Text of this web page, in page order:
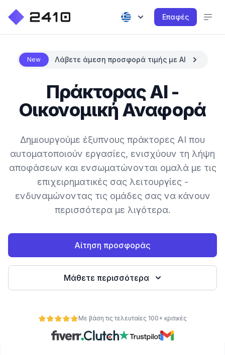
Επαφές
New Λάβετε άμεση προσφορά τιμής με AI
Πράκτορας AI -
Οικονομική Αναφορά
Δημιουργούμε έξυπνους πράκτορες AI που
αυτοματοποιούν εργασίες, ενισχύουν τη λήψη
αποφάσεων και ενσωματώνονται ομαλά με τις
επιχειρηματικές σας λειτουργίες -
ενδυναμώνοντας τις ομάδες σας να κάνουν
περισσότερα με λιγότερα.
Αίτηση προσφοράς
Μάθετε περισσότερα
Με βάση τις τελευταίες 100+ κριτικές